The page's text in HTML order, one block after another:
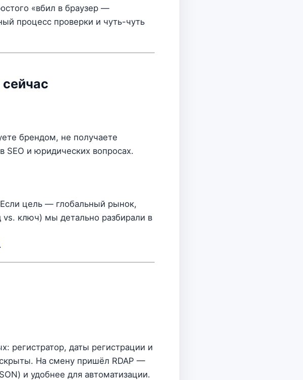
«вбил в браузер —
процесс проверки и чуть-чуть
брендом, не получаете
SEO и юридических вопросах.
цель — глобальный рынок,
ключ) мы детально разбирали в
.
регистратор, даты регистрации и
скрыты. На смену пришёл RDAP —
и удобнее для автоматизации.